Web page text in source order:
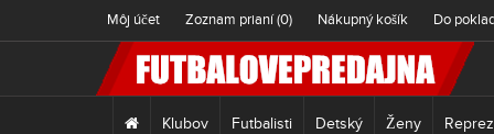
Môj účet Zoznam prianí (0) Nákupný košík Do
Klubov Futbalisti Detský Ženy